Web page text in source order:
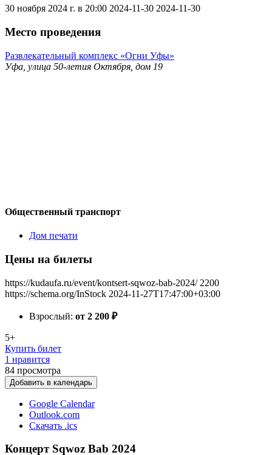
30 ноября 2024 г. в 20:00 2024-11-30 2024-11-30
Место проведения
Развлекательный комплекс «Огни Уфы»
Уфа, улица 50-летия Октября, дом 19
Общественный транспорт
Дом печати
Цены на билеты
https://kudaufa.ru/event/kontsert-sqwoz-bab-2024/ 2200
https://schema.org/InStock 2024-11-27T17:47:00+03:00
Взрослый: от 2 200 ₽
5+
Купить билет
1 нравится
84 просмотра
Добавить в календарь
Google Calendar
Outlook.com
Скачать .ics
Концерт Sqwoz Bab 2024